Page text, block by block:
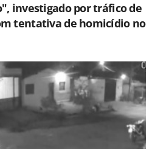
investigado por tráfico de
tentativa de homicídio no